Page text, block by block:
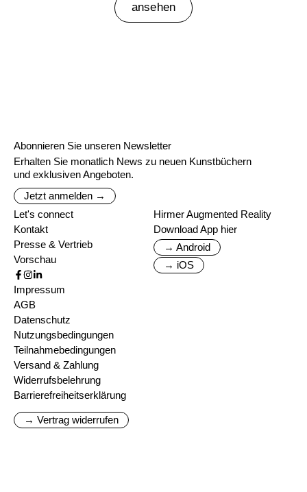
ansehen
Abonnieren Sie unseren Newsletter
Erhalten Sie monatlich News zu neuen Kunstbüchern
und exklusiven Angeboten.
Jetzt anmelden →
Let's connect
Kontakt
Presse & Vertrieb
Vorschau
Hirmer Augmented Reality
Download App hier
→ Android
→ iOS
Impressum
AGB
Datenschutz
Nutzungsbedingungen
Teilnahmebedingungen
Versand & Zahlung
Widerrufsbelehrung
Barrierefreiheitserklärung
→ Vertrag widerrufen